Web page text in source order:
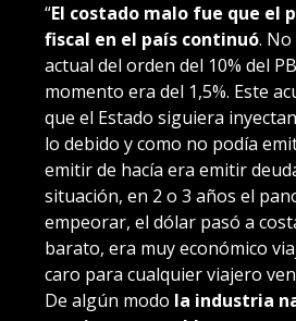
“El costado malo fue que el
fiscal en el país continuó.
actual del orden del 10% del
momento era del 1,5%. Este
que el Estado siguiera
lo debido y como no podía
emitir de hacía era emitir
situación, en 2 o 3 años el
empeorar, el dólar pasó a
barato, era muy económico
caro para cualquier viajero
De algún modo la industria